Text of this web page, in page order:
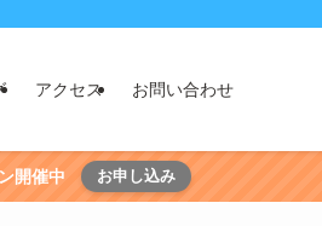
アクセス お問い合わせ
開催中 お申し込み